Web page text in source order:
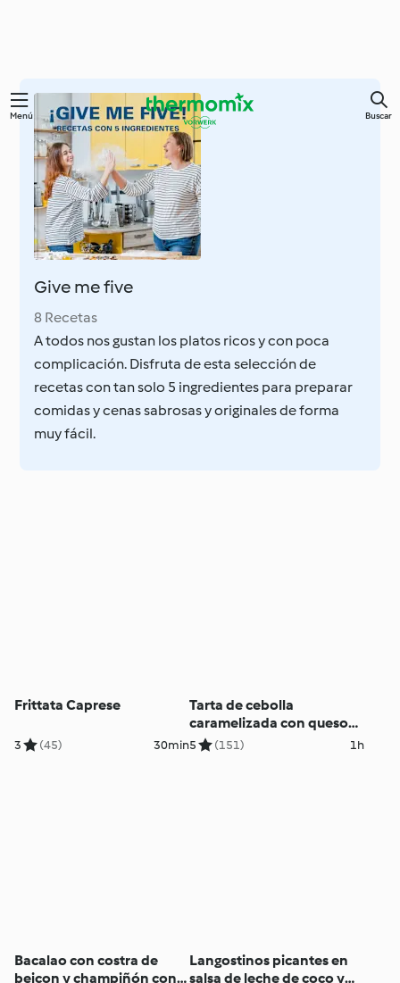
contenido
principal
Menú Buscar
Give me five
8 Recetas
A todos nos gustan los platos ricos y con poca
complicación. Disfruta de esta selección de
recetas con tan solo 5 ingredientes para preparar
comidas y cenas sabrosas y originales de forma
muy fácil.
Frittata Caprese
3 (45) 30min
Tarta de cebolla
caramelizada con queso
de cabra
5 (151) 1h
Bacalao con costra de
beicon y champiñón con
Langostinos picantes en
salsa de leche de coco y